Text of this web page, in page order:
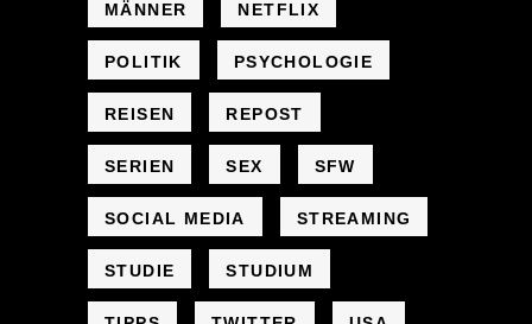
MÄNNER NETFLIX
POLITIK PSYCHOLOGIE
REISEN REPOST
SERIEN SEX SFW
SOCIAL MEDIA STREAMING
STUDIE STUDIUM